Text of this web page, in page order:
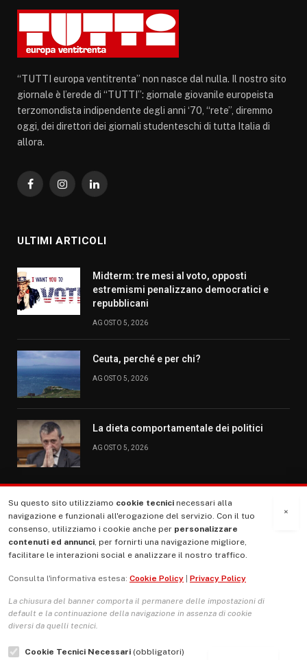
“TUTTI europa ventitrenta” non nasce dal nulla. Il nostro sito
giornale è l’erede di “TUTTI”: giornale giovanile europeista
terzomondista indipendente degli anni ‘70, “rete”, diremmo
oggi, dei direttori dei giornali studenteschi di tutta Italia di
allora.
FacebookInstagramLinkedIn
ULTIMI ARTICOLI
Midterm: tre mesi al voto, opposti
estremismi penalizzano democratici e
repubblicani
AGOSTO 5, 2026
Ceuta, perché e per chi?
AGOSTO 5, 2026
La dieta comportamentale dei politici
AGOSTO 5, 2026
MENU
La Nostra Storia
Le Copertine
L’Associazione
Indirizzo Socio Politico Culturale
×
Su questo sito utilizziamo cookie tecnici necessari alla
navigazione e funzionali all'erogazione del servizio. Con il tuo
consenso, utilizziamo i cookie anche per personalizzare
contenuti ed annunci, per fornirti una navigazione migliore,
facilitare le interazioni social e analizzare il nostro traffico.
Consulta l'informativa estesa: Cookie Policy Privacy Policy
La chiusura del banner comporta il permanere delle impostazioni di
default e la continuazione della navigazione in assenza di cookie
diversi da quelli tecnici.
Cookie Tecnici Necessari (obbligatori)